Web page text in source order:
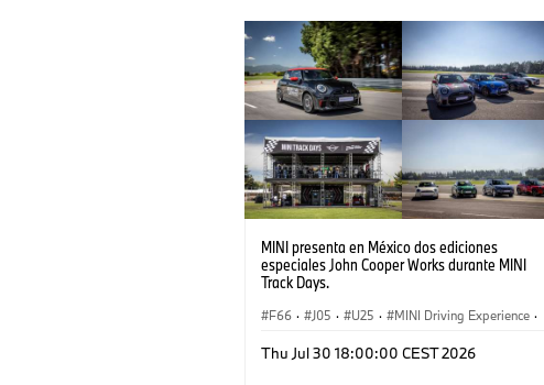
MINI presenta en México dos ediciones
especiales John Cooper Works durante MINI
Track Days.
F66 · J05 · U25 · MINI Driving Experience ·
Thu Jul 30 18:00:00 CEST 2026